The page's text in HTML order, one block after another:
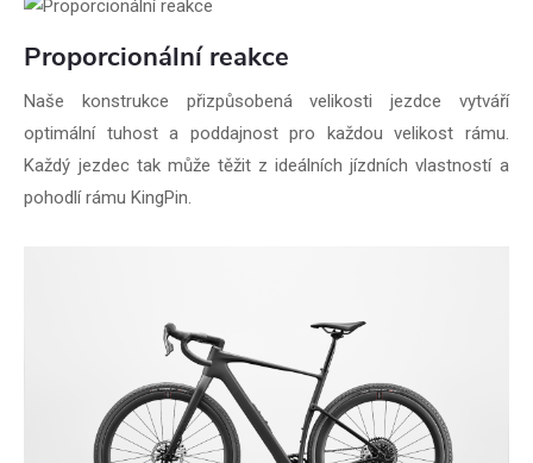
Proporcionální reakce
Naše konstrukce přizpůsobená velikosti jezdce vytváří
optimální tuhost a poddajnost pro každou velikost rámu.
Každý jezdec tak může těžit z ideálních jízdních vlastností a
pohodlí rámu KingPin.